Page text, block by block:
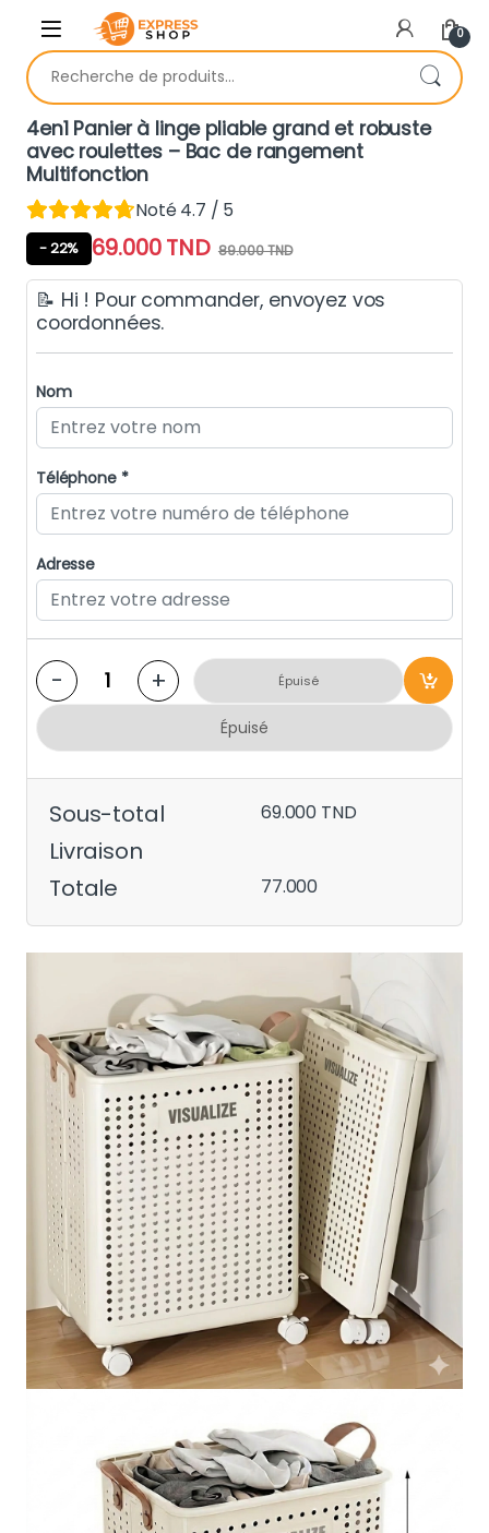
Skip to navigation
Skip to content
0
Recherche pour :
4en1 Panier à linge pliable grand et robuste
avec roulettes – Bac de rangement
Multifonction
Noté 4.7 / 5
- 22% 69.000TND 89.000TND
📝 Hi ! Pour commander, envoyez vos
coordonnées.
Nom
Téléphone *
Adresse
- + Épuisé
Épuisé
Sous-total 69.000 TND
Livraison
Totale
77.000